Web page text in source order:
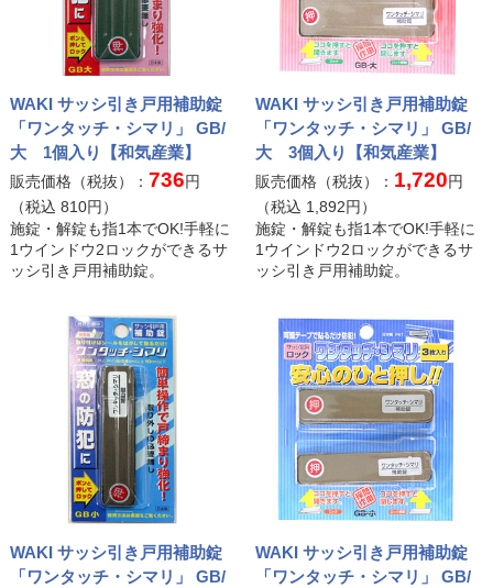
WAKI サッシ引き戸用補助錠
「ワンタッチ・シマリ」 GB/
大 1個入り【和気産業】
販売価格（税抜）： 736円
（税込 810円）
施錠・解錠も指1本でOK!手軽に
1ウインドウ2ロックができるサ
ッシ引き戸用補助錠。
WAKI サッシ引き戸用補助錠
「ワンタッチ・シマリ」 GB/
大 3個入り【和気産業】
販売価格（税抜）： 1,720円
（税込 1,892円）
施錠・解錠も指1本でOK!手軽に
1ウインドウ2ロックができるサ
ッシ引き戸用補助錠。
WAKI サッシ引き戸用補助錠
「ワンタッチ・シマリ」 GB/
WAKI サッシ引き戸用補助錠
「ワンタッチ・シマリ」 GB/